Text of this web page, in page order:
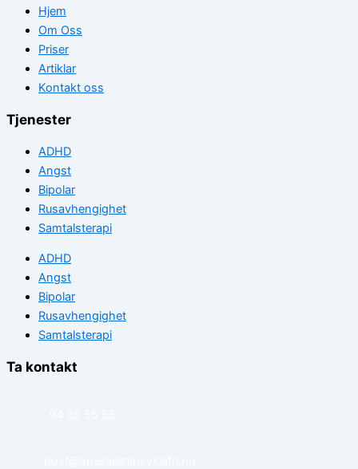
Hjem
Om Oss
Priser
Artiklar
Kontakt oss
Tjenester
ADHD
Angst
Bipolar
Rusavhengighet
Samtalsterapi
ADHD
Angst
Bipolar
Rusavhengighet
Samtalsterapi
Ta kontakt